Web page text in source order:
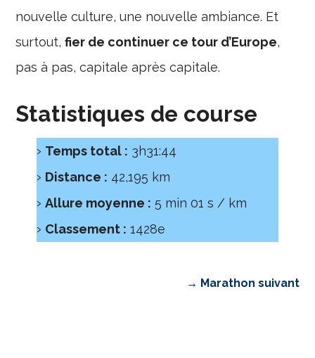
nouvelle culture, une nouvelle ambiance. Et
surtout,fier de continuer ce tour d’Europe,
pas à pas, capitale après capitale.
Statistiques de course
Temps total : 3h31:44
Distance : 42,195 km
Allure moyenne : 5 min 01 s / km
Classement : 1428e
→ Marathon suivant